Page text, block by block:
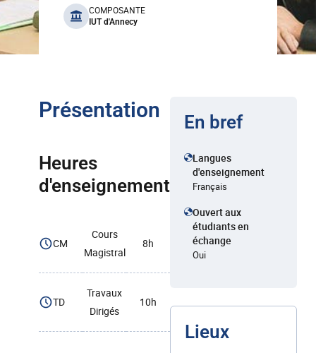
benefits
COMPOSANTE
IUT d'Annecy
Présentation
Heures
d'enseignement
CM
Cours
Magistral
8h
TD
Travaux
Dirigés
10h
En bref
Langues
d'enseignement
Français
Ouvert aux
étudiants en
échange
Oui
Lieux